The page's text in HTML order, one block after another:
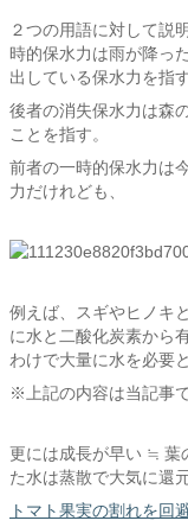
２つの用語に対して説
時的保水力は雨が降っ
出している保水力を指す
後者の消失保水力は森
ことを指す。
前者の一時的保水力は
力だけれども、
例えば、スギやヒノキ
に水と二酸化炭素から
わけで大量に水を必要
※上記の内容は当記事
更には成長が早い ≒ 葉
た水は蒸散で大気に還
トマト果実の割れを回